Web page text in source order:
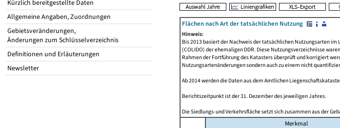
Kürzlich bereitgestellte Daten
Allgemeine Angaben, Zuordnungen
Gebietsveränderungen,
Änderungen zum Schlüsselverzeichnis
Definitionen und Erläuterungen
Newsletter
Flächen nach Art der tatsächlichen Nutzung
Hinweis:
Bis 2013 basiert der Nachweis der tatsächlichen Nutzungsarten
(COLIDO) der ehemaligen DDR. Diese Nutzungsverzeichnisse
Rahmen der Fortführung des Katasters überprüft und korrigiert
Nutzungsartenänderungen sondern auch zu einem nicht
Ab 2014 werden die Daten aus dem Amtlichen
Berichtszeitpunkt ist der 31. Dezember des jeweiligen Jahres.
Die Siedlungs-und Verkehrsfläche setzt sich zusammen aus der
Merkmal